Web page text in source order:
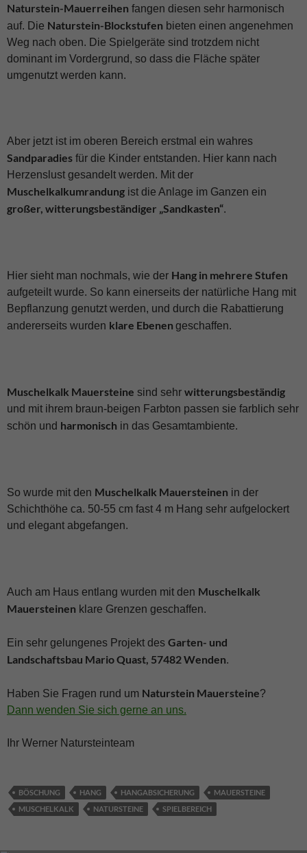
Naturstein-Mauerreihen fangen diesen sehr harmonisch
auf. Die Naturstein-Blockstufen bieten einen angenehmen
Weg nach oben. Die Spielgeräte sind trotzdem nicht
dominant im Vordergrund, so dass die Fläche später
umgenutzt werden kann.
Aber jetzt ist im oberen Bereich erstmal ein wahres
Sandparadies für die Kinder entstanden. Hier kann nach
Herzenslust gesandelt werden. Mit der
Muschelkalkumrandung ist die Anlage im Ganzen ein
großer, witterungsbeständiger „Sandkasten“.
Hier sieht man nochmals, wie der Hang in mehrere Stufen
aufgeteilt wurde. So kann einerseits der natürliche Hang mit
Bepflanzung genutzt werden, und durch die Rabattierung
andererseits wurden klare Ebenen geschaffen.
Muschelkalk Mauersteine sind sehr witterungsbeständig
und mit ihrem braun-beigen Farbton passen sie farblich sehr
schön und harmonisch in das Gesamtambiente.
So wurde mit den Muschelkalk Mauersteinen in der
Schichthöhe ca. 50-55 cm fast 4 m Hang sehr aufgelockert
und elegant abgefangen.
Auch am Haus entlang wurden mit den Muschelkalk
Mauersteinen klare Grenzen geschaffen.
Ein sehr gelungenes Projekt des Garten- und
Landschaftsbau Mario Quast, 57482 Wenden.
Haben Sie Fragen rund um Naturstein Mauersteine?
Dann wenden Sie sich gerne an uns.
Ihr Werner Natursteinteam
BÖSCHUNG HANG HANGABSICHERUNG
MAUERSTEINE
MUSCHELKALK
NATURSTEINE SPIELBEREICH